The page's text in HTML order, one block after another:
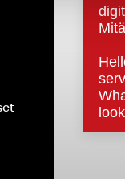
Hallinto